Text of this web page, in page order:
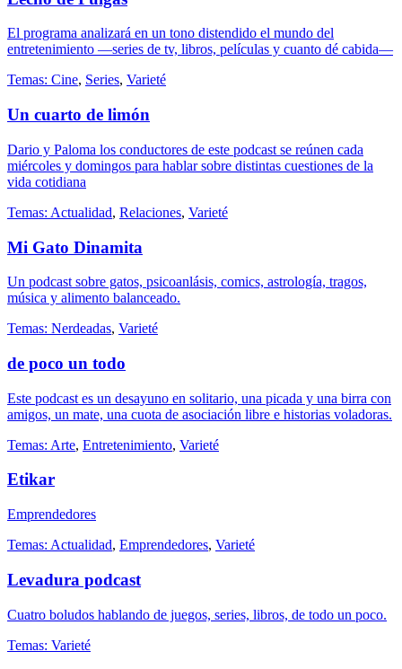
El programa analizará en un tono distendido el mundo del
entretenimiento —series de tv, libros, películas y cuanto dé cabida—
Temas: Cine, Series, Varieté
Un cuarto de limón
Dario y Paloma los conductores de este podcast se reúnen cada
miércoles y domingos para hablar sobre distintas cuestiones de la
vida cotidiana
Temas: Actualidad, Relaciones, Varieté
Mi Gato Dinamita
Un podcast sobre gatos, psicoanlásis, comics, astrología, tragos,
música y alimento balanceado.
Temas: Nerdeadas, Varieté
de poco un todo
Este podcast es un desayuno en solitario, una picada y una birra con
amigos, un mate, una cuota de asociación libre e historias voladoras.
Temas: Arte, Entretenimiento, Varieté
Etikar
Emprendedores
Temas: Actualidad, Emprendedores, Varieté
Levadura podcast
Cuatro boludos hablando de juegos, series, libros, de todo un poco.
Temas: Varieté